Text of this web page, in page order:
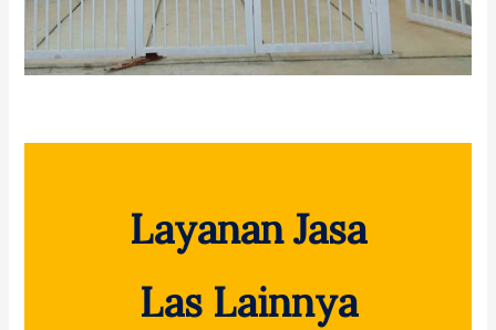
Layanan Jasa
Las Lainnya